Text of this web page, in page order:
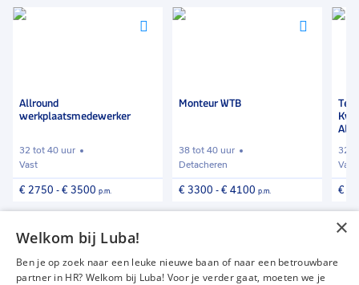
Voeg
Allround
werkplaatsmedewerker
32 tot 40 uur
Vast
€ 2750 - € 3500 p.m.
Voeg
Monteur WTB
38 tot 40 uur
Detacheren
€ 3300 - € 4100 p.m.
32
Vast
€
Vind meer vacatures ×
Welkom bij Luba!
Ben je op zoek naar een leuke nieuwe baan of naar een betrouwbare
partner in HR? Welkom bij Luba! Voor je verder gaat, moeten we je